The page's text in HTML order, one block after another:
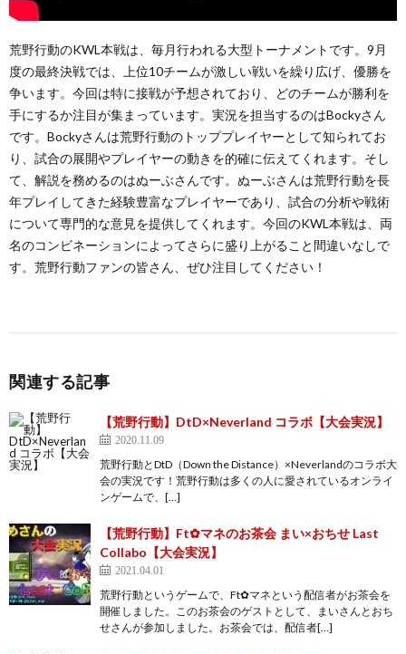
荒野行動のKWL本戦は、毎月行われる大型トーナメントです。9月
度の最終決戦では、上位10チームが激しい戦いを繰り広げ、優勝を
争います。今回は特に接戦が予想されており、どのチームが勝利を
手にするか注目が集まっています。実況を担当するのはBockyさん
です。Bockyさんは荒野行動のトッププレイヤーとして知られてお
り、試合の展開やプレイヤーの動きを的確に伝えてくれます。そし
て、解説を務めるのはぬーぶさんです。ぬーぶさんは荒野行動を長
年プレイしてきた経験豊富なプレイヤーであり、試合の分析や戦術
について専門的な意見を提供してくれます。今回のKWL本戦は、両
名のコンビネーションによってさらに盛り上がること間違いなしで
す。荒野行動ファンの皆さん、ぜひ注目してください！
関連する記事
【荒野行動】DtD×Neverland コラボ【大会実況】
2020.11.09
荒野行動とDtD（Down the Distance）×Neverlandのコラボ大
会の実況です！荒野行動は多くの人に愛されているオンライ
ンゲームで、[…]
【荒野行動】Ft✿マネのお茶会 まい×おちせ Last
Collabo【大会実況】
2021.04.01
荒野行動というゲームで、Ft✿マネという配信者がお茶会を
開催しました。このお茶会のゲストとして、まいさんとおち
せさんが参加しました。お茶会では、配信者[…]